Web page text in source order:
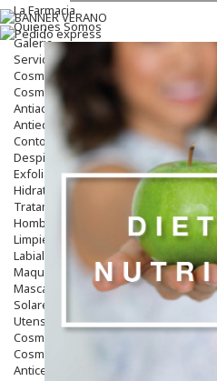
La Farmacia
Quienes Somos
Galeria
Servicios
Cosmética
Cosmética Facial
Antiacné
Antiedad
Contorno De Ojos
Despigmentantes
Exfoliantes
Hidratantes
Tratamientos De Noche
Hombre
Limpieza
Labiales
Maquillajes Y Color
Mascarillas
Solares
Utensilios
Cosmética Capilar
Cosmética Corporal
Anticelulíticos